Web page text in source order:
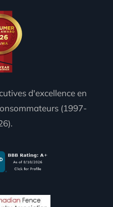
d'excellence en
(1997-